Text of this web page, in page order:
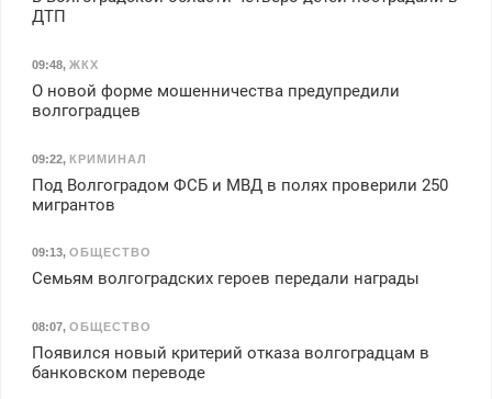
ДТП
09:48, ЖКХ
О новой форме мошенничества предупредили
волгоградцев
09:22, КРИМИНАЛ
Под Волгоградом ФСБ и МВД в полях проверили 250
мигрантов
09:13, ОБЩЕСТВО
Семьям волгоградских героев передали награды
08:07, ОБЩЕСТВО
Появился новый критерий отказа волгоградцам в
банковском переводе